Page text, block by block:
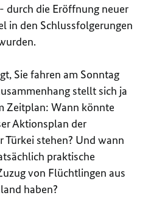
durch die Eröffnung neuer
in den Schlussfolgerungen
Sie fahren am Sonntag
stellt sich ja
Zeitplan: Wann könnte
Aktionsplan der
stehen? Und wann
praktische
von Flüchtlingen aus
haben?